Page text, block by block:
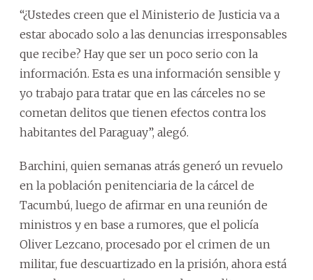
“¿Ustedes creen que el Ministerio de Justicia va a
estar abocado solo a las denuncias irresponsables
que recibe? Hay que ser un poco serio con la
información. Esta es una información sensible y
yo trabajo para tratar que en las cárceles no se
cometan delitos que tienen efectos contra los
habitantes del Paraguay”, alegó.
Barchini, quien semanas atrás generó un revuelo
en la población penitenciaria de la cárcel de
Tacumbú, luego de afirmar en una reunión de
ministros y en base a rumores, que el policía
Oliver Lezcano, procesado por el crimen de un
militar, fue descuartizado en la prisión, ahora está